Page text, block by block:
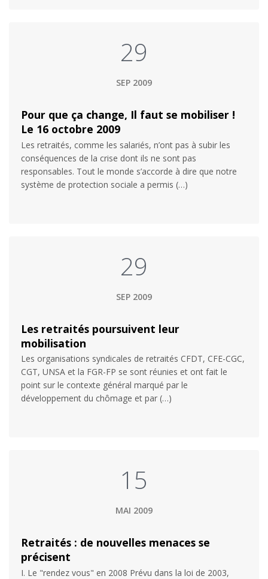
29
SEP 2009
Pour que ça change, Il faut se mobiliser !
Le 16 octobre 2009
Les retraités, comme les salariés, n’ont pas à subir les
conséquences de la crise dont ils ne sont pas
responsables. Tout le monde s’accorde à dire que notre
système de protection sociale a permis (…)
29
SEP 2009
Les retraités poursuivent leur
mobilisation
Les organisations syndicales de retraités CFDT, CFE-CGC,
CGT, UNSA et la FGR-FP se sont réunies et ont fait le
point sur le contexte général marqué par le
développement du chômage et par (…)
15
MAI 2009
Retraités : de nouvelles menaces se
précisent
I. Le "rendez vous" en 2008 Prévu dans la loi de 2003,